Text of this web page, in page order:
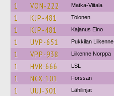
1 VON-222 Matka-Viitala
1 KJP-481 Tolonen
1 KJP-481 Kajanus Eino
1 UVP-651 Pukkilan Liikenne
1 VPP-938 Liikenne Norppa
1 HVR-666 LSL
1 NCX-101 Forssan
1 UUJ-301 Lähilinjat